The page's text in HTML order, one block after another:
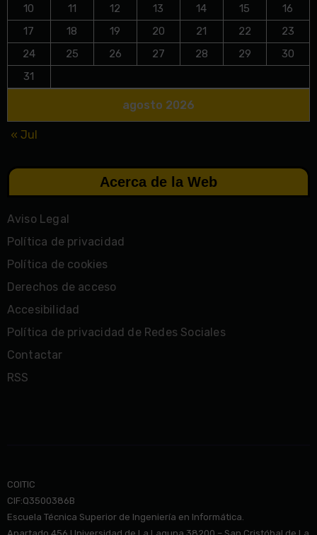
agosto 2026
10
11 12 13 14 15
16
17
18 19 20 21 22
23
24
25 26 27 28 29
30
31
« Jul
Acerca de la Web
Aviso Legal
Política de privacidad
Política de cookies
Derechos de acceso
Accesibilidad
Política de privacidad de Redes Sociales
Contactar
RSS
COITIC
CIF:Q3500386B
Escuela Técnica Superior de Ingeniería en Informática.